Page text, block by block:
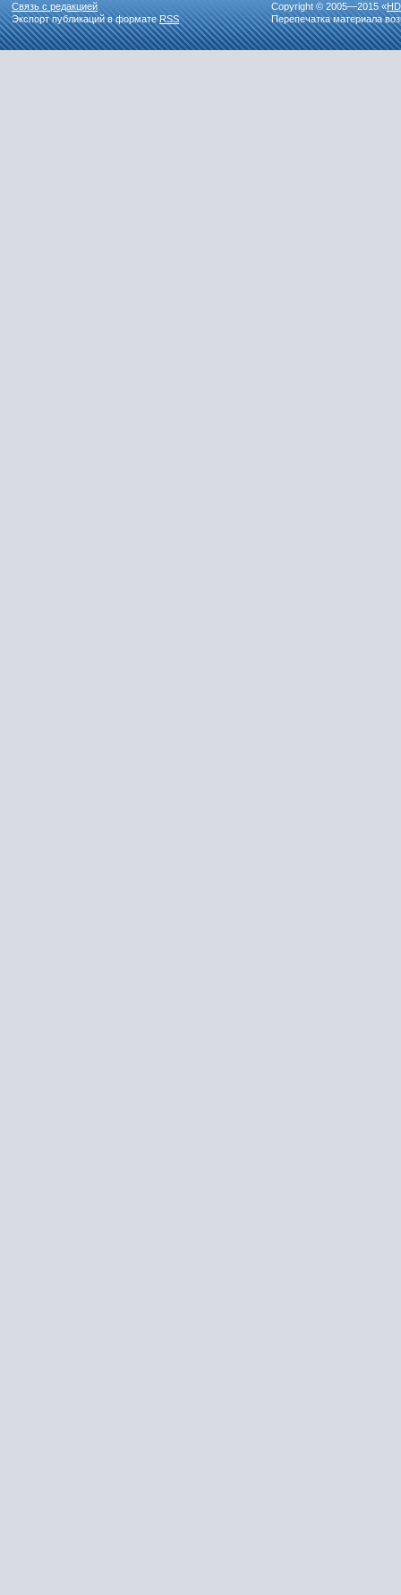
Связь с редакцией
Экспорт публикаций в форматеRSS
Copyright © 2005—2015 «
Перепечатка материала